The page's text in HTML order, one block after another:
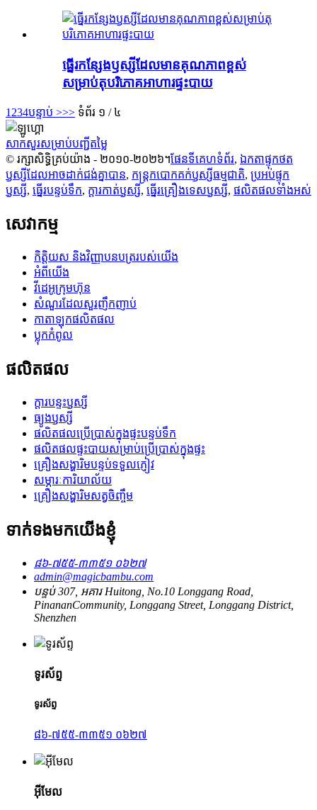
ធ្នើរកន្សែងឫស្សីដែលមានគុណភាពខ្ពស់
សម្រាប់តុបរិភោគអាហារផ្ទះបាយ
1 234បន្ទាប់ >>> ទំព័រ ១ / ៤
សាកសួរសម្រាប់បញ្ជីតម្លៃ
© រក្សាសិទ្ធិគ្រប់យ៉ាង - ២០១០-២០២៦។ផែនទីគេហទំព័រ, ឯកតាផ្ទុកថត
ឫស្សីដែលអាចដាក់ជង់គ្នាបាន, កន្ត្រកបោកគក់ឫស្សីធម្មជាតិ, ប្រអប់ផ្ទុក
ឫស្សី, ធ្នើរបន្ទប់ទឹក, ក្តារកាត់ឫស្សី, ធ្នើរគ្រឿងទេសឫស្សី, ផលិតផលទាំងអស់
សេវាកម្ម
កិត្តិយស និងវិញ្ញាបនបត្ររបស់យើង
អំពីយើង
វីដេអូក្រុមហ៊ុន
សំណួរដែលសួរញឹកញាប់
កាតាឡុកផលិតផល
ប្លុក​កំពូល
ផលិតផល
ក្តារបន្ទះឫស្សី
ធ្យូងឫស្សី
ផលិតផលប្រើប្រាស់ក្នុងផ្ទះបន្ទប់ទឹក
ផលិតផលផ្ទះបាយសម្រាប់ប្រើប្រាស់ក្នុងផ្ទះ
គ្រឿងសង្ហារិមបន្ទប់ទទួលភ្ញៀវ
សម្ភារៈការិយាល័យ
គ្រឿងសង្ហារិមសត្វចិញ្ចឹម
ទាក់ទងមកយើងខ្ញុំ
៨៦-៧៥៥-៣៣៥១ ០៦២៧
admin@magicbambu.com
បន្ទប់ 307, អគារ Huitong, No.10 Longgang Road,
PinananCommunity, Longgang Street, Longgang District,
Shenzhen
ទូរស័ព្ទ
ទូរស័ព្ទ
៨៦-៧៥៥-៣៣៥១ ០៦២៧
អ៊ីមែល